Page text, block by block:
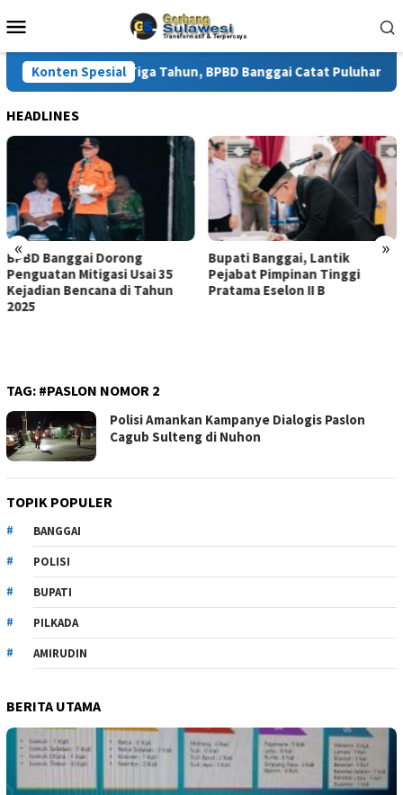
ke
Mobile
Konten Spesial
Kali Dalam Tiga Tahun, BPBD Banggai Catat Puluhan Rumah
HEADLINES
« »
BPBD Banggai Dorong
Penguatan Mitigasi Usai 35
Kejadian Bencana di Tahun
2025
Bupati Banggai, Lantik
Pejabat Pimpinan Tinggi
Pratama Eselon II B
TAG: #PASLON NOMOR 2
Polisi Amankan Kampanye Dialogis Paslon
Cagub Sulteng di Nuhon
TOPIK POPULER
BANGGAI
POLISI
BUPATI
PILKADA
AMIRUDIN
BERITA UTAMA